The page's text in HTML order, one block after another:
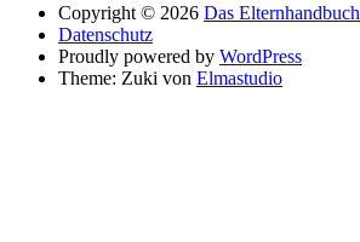
Copyright © 2026 Das Elternhandbuch
Datenschutz
Proudly powered by WordPress
Theme: Zuki von Elmastudio